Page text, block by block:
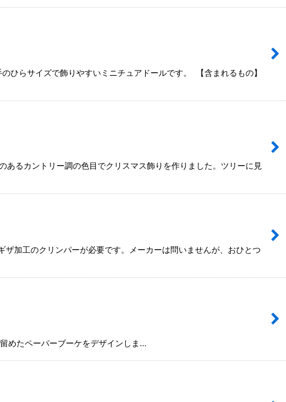
サイズで飾りやすいミニチュアドールです。 【含まれるもの】
カントリー調の色目でクリスマス飾りを作りました。ツリーに見
加工のクリンパーが必要です。メーカーは問いませんが、おひとつ
たペーパーブーケをデザインしま…